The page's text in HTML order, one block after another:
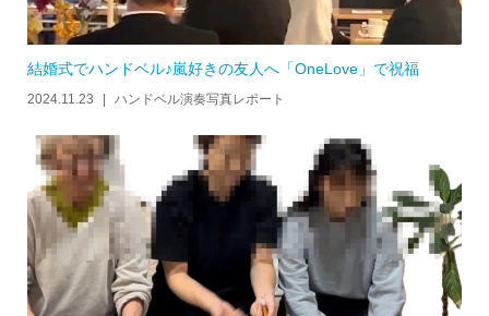
結婚式でハンドベル♪嵐好きの友人へ「OneLove」で祝福
2024.11.23 ハンドベル演奏写真レポート